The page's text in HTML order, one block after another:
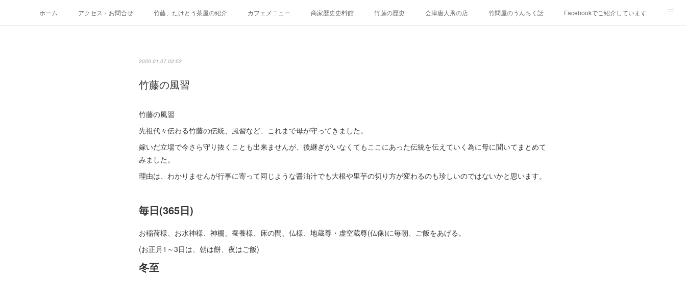
ホーム アクセス・お問合せ 竹藤、たけとう茶屋の紹介 カフェメニュー 商家歴史史料館 竹藤の歴史 会津唐人凧の店 竹問屋のうんちく話 Facebookでご紹介しています
2020.01.07 02:52
竹藤の風習
竹藤の風習
先祖代々伝わる竹藤の伝統、風習など、これまで母が守ってきました。
嫁いだ立場で今さら守り抜くことも出来ませんが、後継ぎがいなくてもここにあった伝統を伝えていく為に母に聞いてまとめて
みました。
理由は、わかりませんが行事に寄って同じような醤油汁でも大根や里芋の切り方が変わるのも珍しいのではないかと思います。
毎日(365日)
お稲荷様、お水神様、神棚、蚕養様、床の間、仏様、地蔵尊・虚空蔵尊(仏像)に毎朝、ご飯をあげる。
(お正月1～3日は、朝は餅、夜はご飯)
冬至